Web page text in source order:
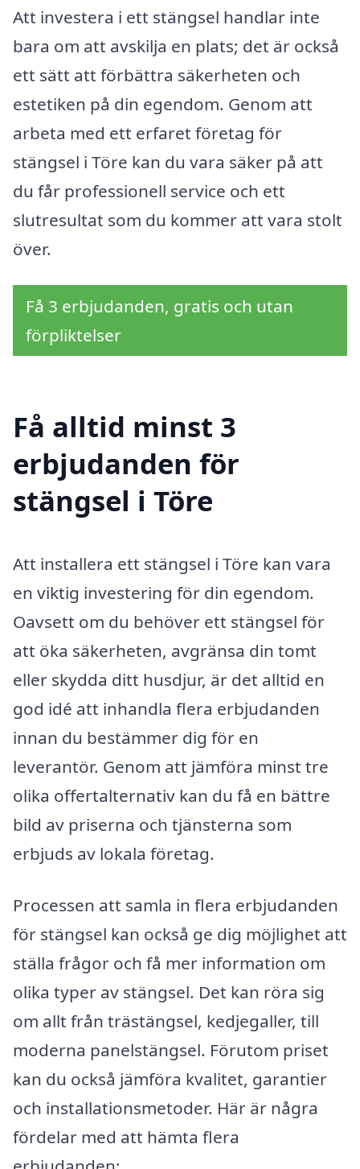
Att investera i ett stängsel handlar inte
bara om att avskilja en plats; det är också
ett sätt att förbättra säkerheten och
estetiken på din egendom. Genom att
arbeta med ett erfaret företag för
stängsel i Töre kan du vara säker på att
du får professionell service och ett
slutresultat som du kommer att vara stolt
över.
Få 3 erbjudanden, gratis och utan
förpliktelser
Få alltid minst 3
erbjudanden för
stängsel i Töre
Att installera ett stängsel i Töre kan vara
en viktig investering för din egendom.
Oavsett om du behöver ett stängsel för
att öka säkerheten, avgränsa din tomt
eller skydda ditt husdjur, är det alltid en
god idé att inhandla flera erbjudanden
innan du bestämmer dig för en
leverantör. Genom att jämföra minst tre
olika offertalternativ kan du få en bättre
bild av priserna och tjänsterna som
erbjuds av lokala företag.
Processen att samla in flera erbjudanden
för stängsel kan också ge dig möjlighet att
ställa frågor och få mer information om
olika typer av stängsel. Det kan röra sig
om allt från trästängsel, kedjegaller, till
moderna panelstängsel. Förutom priset
kan du också jämföra kvalitet, garantier
och installationsmetoder. Här är några
fördelar med att hämta flera